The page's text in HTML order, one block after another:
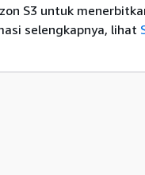
S3 untuk
selengkapnya, lihat